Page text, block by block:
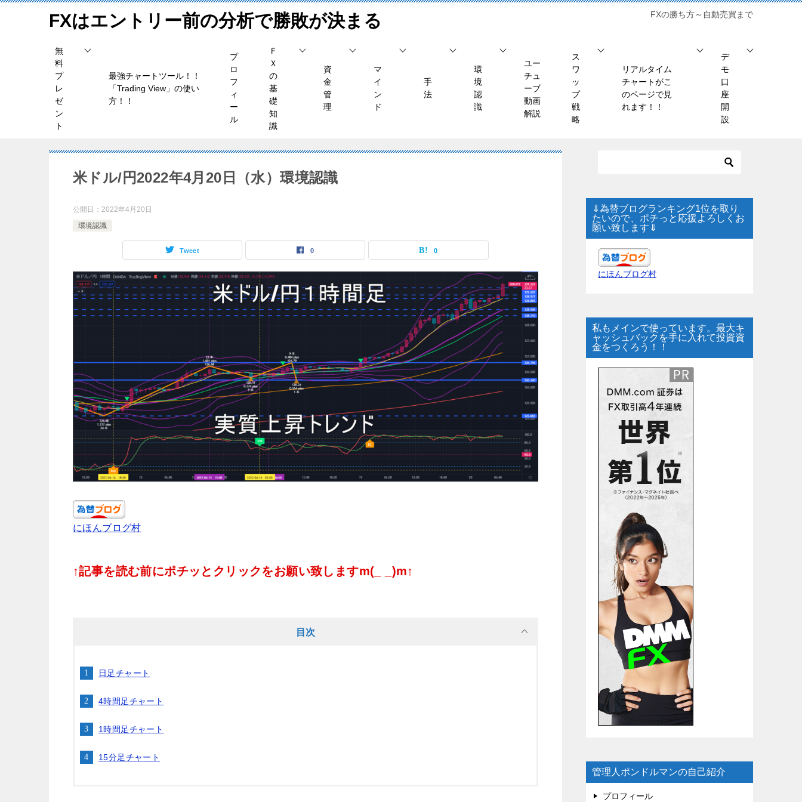
FXはエントリー前の分析で勝敗が決まる FXの勝ち方～自動売買まで
無
料
プ
レ
ゼ
ン
ト
最強チャートツール！！
「Trading View」の使い
方！！
プ
ロ
フ
ィ
ー
ル
Ｆ
Ｘ
の
基
礎
知
識
資
金
管
理
マ
イ
ン
ド
手
法
環
境
認
識
ユー
チュ
ーブ
動画
解説
ス
ワ
ッ
プ
戦
略
リアルタイム
チャートがこ
のページで見
れます！！
デ
モ
口
座
開
設
米ドル/円2022年4月20日（水）環境認識
公開日： 2022年4月20日
環境認識
Tweet 0 0
にほんブログ村
↑記事を読む前にポチッとクリックをお願い致しますm(_ _)m↑
目次
日足チャート
4時間足チャート
1時間足チャート
15分足チャート
⇓為替ブログランキング1位を取り
たいので、ポチっと応援よろしくお
願い致します⇓
にほんブログ村
私もメインで使っています。最大キ
ャッシュバックを手に入れて投資資
金をつくろう！！
管理人ポンドルマンの自己紹介
プロフィール